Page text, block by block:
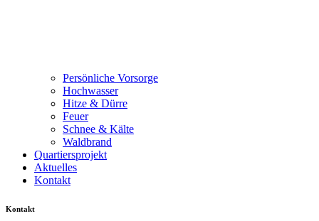
Persönliche Vorsorge
Hochwasser
Hitze & Dürre
Feuer
Schnee & Kälte
Waldbrand
Quartiersprojekt
Aktuelles
Kontakt
Kontakt